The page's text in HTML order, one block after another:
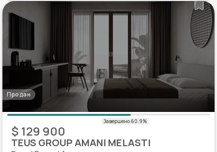
Продан
$ 129 900
TEUS GROUP AMANI MELASTI